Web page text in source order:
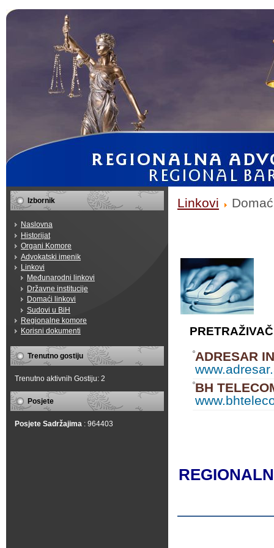
Izbornik
Naslovna
Historijat
Organi Komore
Advokatski imenik
Linkovi
Međunarodni linkovi
Državne institucije
Domaći linkovi
Sudovi u BiH
Regionalne komore
Korisni dokumenti
Trenutno gostiju
Trenutno aktivnih Gostiju: 2
Posjete
Posjete Sadržajima : 964403
Linkovi
ADRESAR
BH